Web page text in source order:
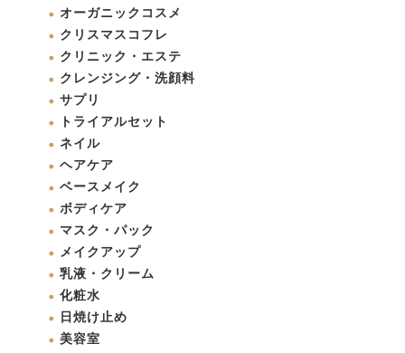
オーガニックコスメ
クリスマスコフレ
クリニック・エステ
クレンジング・洗顔料
サプリ
トライアルセット
ネイル
ヘアケア
ベースメイク
ボディケア
マスク・パック
メイクアップ
乳液・クリーム
化粧水
日焼け止め
美容室